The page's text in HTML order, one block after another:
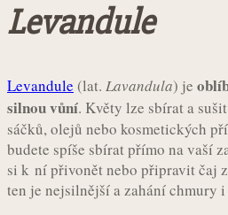
Levandule
Levandule (lat. Lavandula) je
silnou vůní. Květy lze sbírat a
sáčků, olejů nebo kosmetických
budete spíše sbírat přímo na vaší
si k ní přivonět nebo připravit čaj
ten je nejsilnější a zahání chmury i